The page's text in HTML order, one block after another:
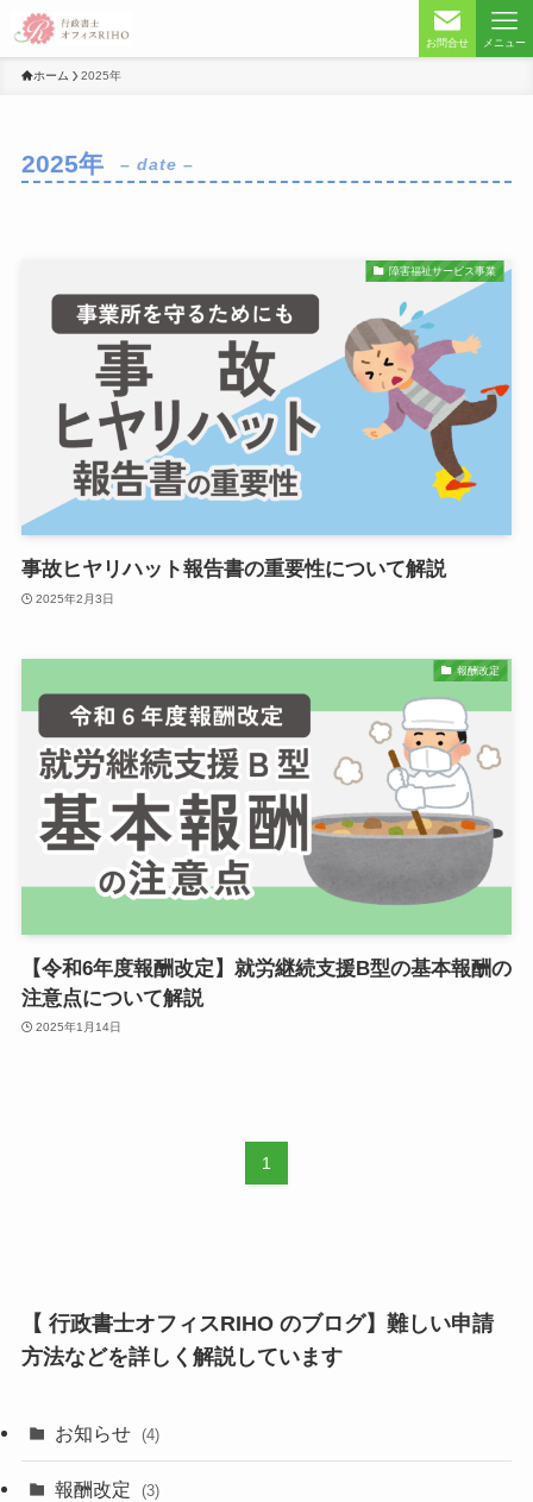
お問合せ メニュー
ホーム 2025年
2025年 – date –
障害福祉サービス事業
事故ヒヤリハット報告書の重要性について解説
2025年2月3日
報酬改定
【令和6年度報酬改定】就労継続支援B型の基本報酬の
注意点について解説
2025年1月14日
1
【 行政書士オフィスRIHO のブログ】難しい申請
方法などを詳しく解説しています
お知らせ (4)
報酬改定 (3)